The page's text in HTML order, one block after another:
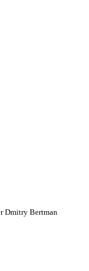
Dmitry Bertman